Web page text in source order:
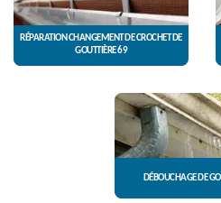
RÉPARATION CHANGEMENT DE CROCHET DE
GOUTTIÈRE 69
DÉBOUCHAGE DE